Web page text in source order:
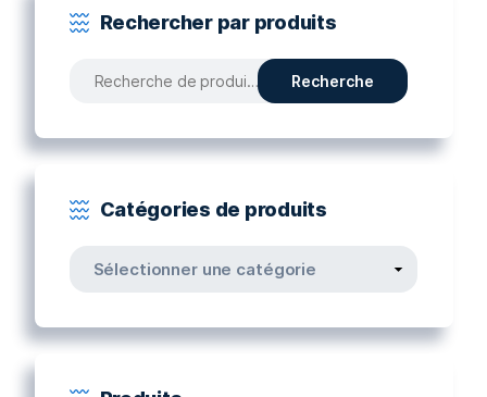
Rechercher par produits
Recherche
Recherche
Catégories de produits